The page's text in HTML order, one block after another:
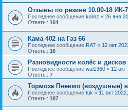
Отзывы по резине 10.00-18 ИК-7
Последнее сообщение kolinz « 26 янв
Ответы: 104
Кама 402 на Газ 66
Последнее сообщение RAT « 12 окт
Ответы: 16
Разновидности колёс и дисков
Последнее сообщение wal1960 « 12 окт
Ответы: 7
Тормоза Пневмо (воздушные) в
Последнее сообщение tuk « 11 окт
Ответы: 187